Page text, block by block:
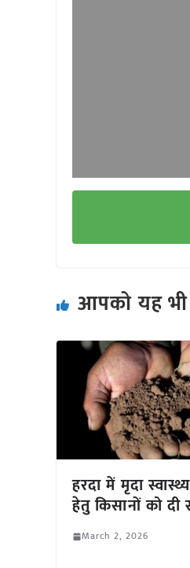
आपको यह
हरदा में मृदा
हेतु किसानों को दी
March 2, 2026